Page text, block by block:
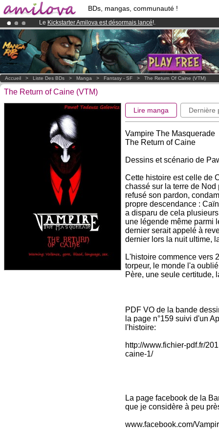
BDs, mangas, communauté !
Le Kickstarter Amilova est désormais lancé!.
Déjà 100000membreset 1000BDs & Mangas!
Abonnement premium: à partir de
3.95 eurospar mois !Clique ici
Accueil > Liste Des BDs > Manga > Fantasy - SF > The Return Of Caine (VTM)
The Return of Caine (VTM)
Lire manga Dernière
Vampire The Masquerade
The Return of Caine
Dessins et scénario de
Cette histoire est celle de
chassé sur la terre de
refusé son pardon,
propre descendance :
a disparu de cela
une légende même parmi
dernier serait appelé à
dernier lors la nuit ultime,
L'histoire commence vers
torpeur, le monde l'a
Père, une seule certitude,
PDF VO de la bande
la page n°159 suivi d'un
l'histoire:
http://www.fichier-pdf.fr/
caine-1/
La page facebook de la
que je considère à peu
www.facebook.com/